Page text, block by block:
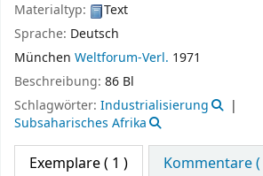
Materialtyp:
Text
Sprache: Deutsch
München Weltforum-Verl. 1971
Beschreibung: 86 Bl
Schlagwörter: Industrialisierung
Subsaharisches Afrika
Exemplare( 1 ) Kommentare (